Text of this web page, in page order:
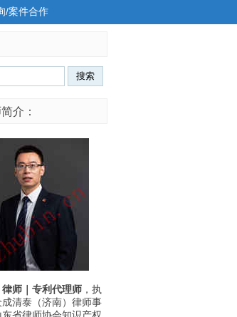
/案件合作
介：
师｜专利代理师，执
清泰（济南）律师事